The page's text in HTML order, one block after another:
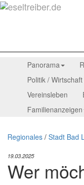
Panorama
Politik /
Vereinsleben
Familienanzeigen
Regionales / Stadt Bad
19.03.2025
Wer